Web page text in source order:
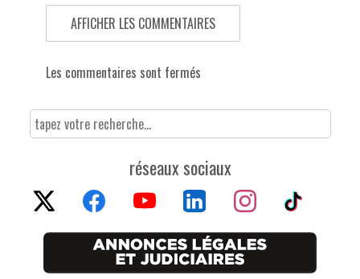
AFFICHER LES COMMENTAIRES
Les commentaires sont fermés
réseaux sociaux